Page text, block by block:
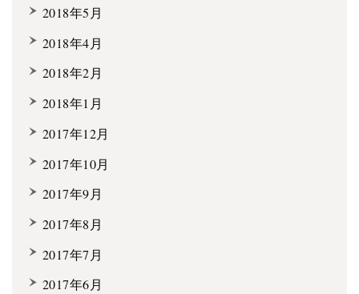
2018年5月
2018年4月
2018年2月
2018年1月
2017年12月
2017年10月
2017年9月
2017年8月
2017年7月
2017年6月